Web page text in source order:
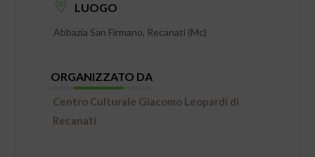
LUOGO
Abbazia San Firmano, Recanati (Mc)
ORGANIZZATO DA
Centro Culturale Giacomo Leopardi di
Recanati